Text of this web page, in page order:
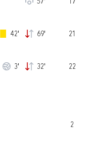
57'
42' 69'
3' 32'
17
21
22
2